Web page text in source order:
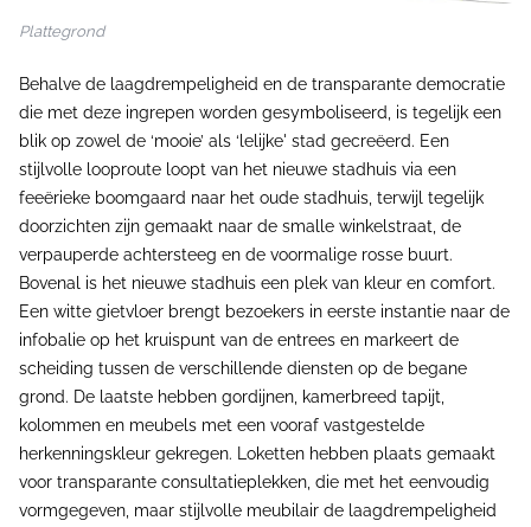
Plattegrond
Behalve de laagdrempeligheid en de transparante democratie
die met deze ingrepen worden gesymboliseerd, is tegelijk een
blik op zowel de ‘mooie’ als ‘lelijke' stad gecreëerd. Een
stijlvolle looproute loopt van het nieuwe stadhuis via een
feeërieke boomgaard naar het oude stadhuis, terwijl tegelijk
doorzichten zijn gemaakt naar de smalle winkelstraat, de
verpauperde achtersteeg en de voormalige rosse buurt.
Bovenal is het nieuwe stadhuis een plek van kleur en comfort.
Een witte gietvloer brengt bezoekers in eerste instantie naar de
infobalie op het kruispunt van de entrees en markeert de
scheiding tussen de verschillende diensten op de begane
grond. De laatste hebben gordijnen, kamerbreed tapijt,
kolommen en meubels met een vooraf vastgestelde
herkenningskleur gekregen. Loketten hebben plaats gemaakt
voor transparante consultatieplekken, die met het eenvoudig
vormgegeven, maar stijlvolle meubilair de laagdrempeligheid